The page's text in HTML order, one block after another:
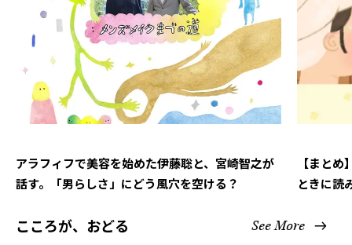
アラフィフで美容を始めた伊藤聡と、宮崎智之が
話す。「男らしさ」にどう風穴を空ける？
【まと
ときに読
こころが、おどる See More